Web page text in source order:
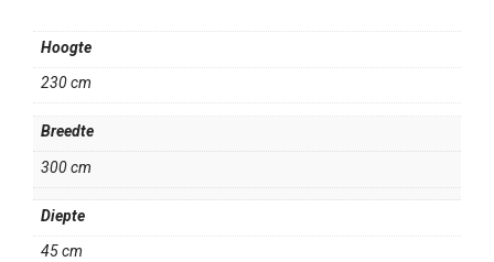
Hoogte
230 cm
Breedte
300 cm
Diepte
45 cm